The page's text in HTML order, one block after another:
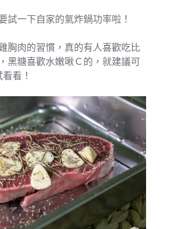
試一下自家的氣炸鍋功率啦！
胸肉的習慣，真的有人喜歡吃比
黑糖喜歡水嫩啾Ｃ的，就建議可
看！